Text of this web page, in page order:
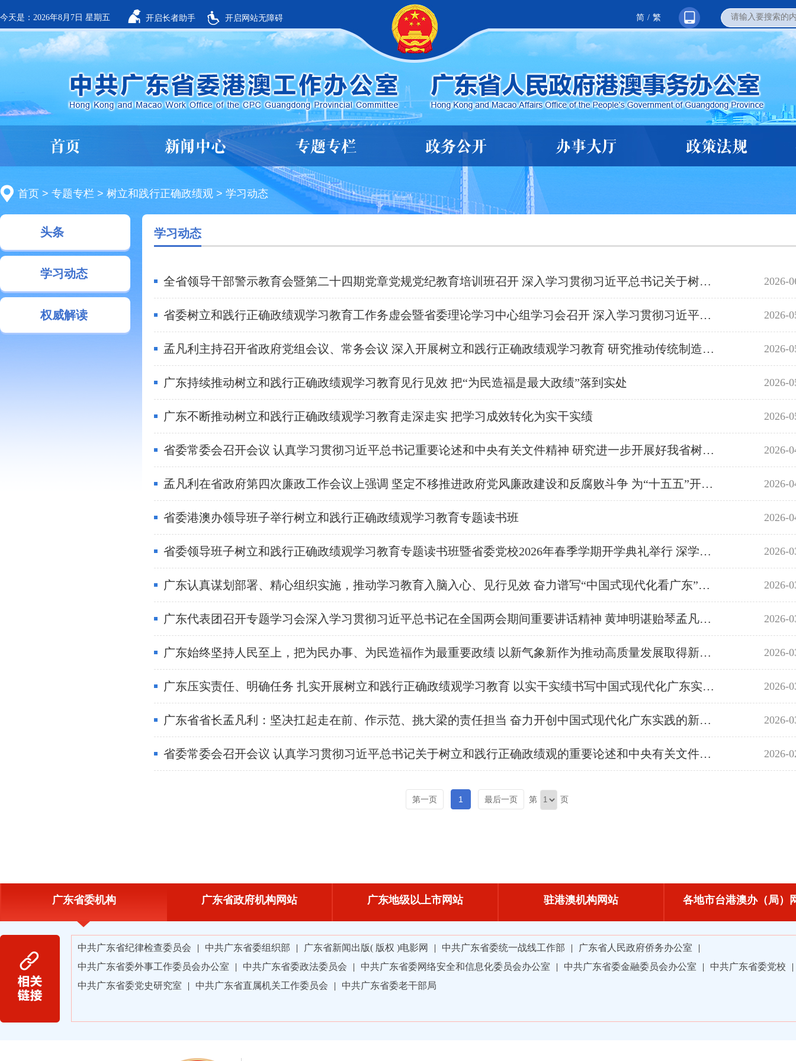
今天是：2026年8月7日 星期五 开启长者助手 开启网站无障碍 繁
/
简
首页 新闻中心 专题专栏 政务公开 办事大厅 政策法规
首页 > 专题专栏 > 树立和践行正确政绩观 > 学习动态
头条
学习动态
权威解读
学习动态
全省领导干部警示教育会暨第二十四期党章党规党纪教育培训班召开 深入学习贯彻习近平总书记关于树立和践行正确政绩观的重要论述
进一步把正确政绩观树牢于心践之于行 以实干实绩开创广东发展新局面 黄坤明讲话 孟凡利主持 黄楚平出席
2026-
省委树立和践行正确政绩观学习教育工作务虚会暨省委理论学习中心组学习会召开 深入学习贯彻习近平总书记重要讲话重要指示精神 牢固树立和践行正确政绩观 凝心聚力推动广东“十五五”开好局起好步 黄坤明主持并讲话 孟凡利黄楚平出席 2026-
孟凡利主持召开省政府党组会议、常务会议 深入开展树立和践行正确政绩观学习教育 研究推动传统制造业优化升级、服务业扩能提质、人工智能加快应用等工作 2026-
广东持续推动树立和践行正确政绩观学习教育见行见效 把“为民造福是最大政绩”落到实处 2026-
广东不断推动树立和践行正确政绩观学习教育走深走实 把学习成效转化为实干实绩 2026-
省委常委会召开会议 认真学习贯彻习近平总书记重要论述和中央有关文件精神 研究进一步开展好我省树立和践行正确政绩观学习教育
部署推进巡视巡察、整治群众身边不正之风和腐败问题等事项 黄坤明主持会议
2026-
孟凡利在省政府第四次廉政工作会议上强调 坚定不移推进政府党风廉政建设和反腐败斗争 为“十五五”开好局起好步提供坚强保障 2026-
省委港澳办领导班子举行树立和践行正确政绩观学习教育专题读书班 2026-
省委领导班子树立和践行正确政绩观学习教育专题读书班暨省委党校2026年春季学期开学典礼举行 深学细悟习近平新时代中国特色社会主义思想 切实筑牢树立和践行正确政绩观的思想根基 学出笃信 学出务实 学出担当 学出自律 黄坤明作专题辅导暨动员讲话 孟凡利主持 黄楚平林克庆参加 2026-
广东认真谋划部署、精心组织实施，推动学习教育入脑入心、见行见效 奋力谱写“中国式现代化看广东”时代新篇 2026-
广东代表团召开专题学习会深入学习贯彻习近平总书记在全国两会期间重要讲话精神 黄坤明谌贻琴孟凡利等代表作学习发言 2026-
广东始终坚持人民至上，把为民办事、为民造福作为最重要政绩 以新气象新作为推动高质量发展取得新成效 2026-
广东压实责任、明确任务 扎实开展树立和践行正确政绩观学习教育 以实干实绩书写中国式现代化广东实践新篇章 2026-
广东省省长孟凡利：坚决扛起走在前、作示范、挑大梁的责任担当 奋力开创中国式现代化广东实践的新局面 2026-
省委常委会召开会议 认真学习贯彻习近平总书记关于树立和践行正确政绩观的重要论述和中央有关文件及会议精神 研究做好我省树立和践行正确政绩观学习教育工作 黄坤明主持会议 2026-
第一页 1 最后一页 第 页
广东省委机构 广东省政府机构网站 广东地级以上市网站 驻港澳机构网站 各地市台港澳办（局）
中共广东省纪律检查委员会 | 中共广东省委组织部 | 广东省新闻出版( 版权 )电影网 | 中共广东省委统一战线工作部 | 广东省人民政府侨务办公室
|
中共广东省委外事工作委员会办公室
| 中共广东省委政法委员会 | 中共广东省委网络安全和信息化委员会办公室 | 中共广东省委金融委员会办公室 | 中共广东省委党校
|
中共广东省委党史研究室
| 中共广东省直属机关工作委员会 | 中共广东省委老干部局